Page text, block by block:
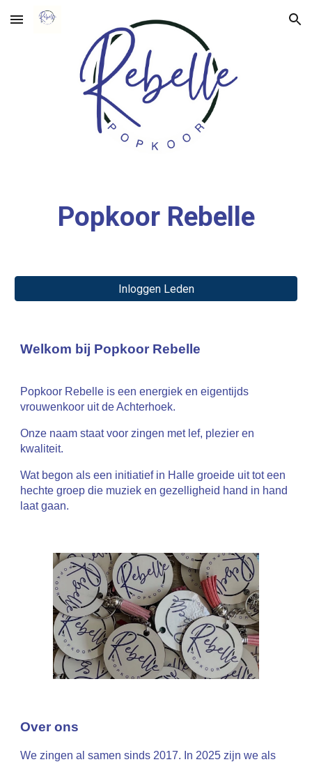
Skip to main content Skip to navigation
Popkoor Rebelle
Inloggen Leden
Welkom bij Popkoor Rebelle
Popkoor Rebelle is een energiek en eigentijds
vrouwenkoor uit de Achterhoek.
Onze naam staat voor zingen met lef, plezier en
kwaliteit.
Wat begon als een initiatief in Halle groeide uit tot een
hechte groep die muziek en gezelligheid hand in hand
laat gaan.
Over ons
We zingen al samen sinds 2017. In 2025 zijn we als